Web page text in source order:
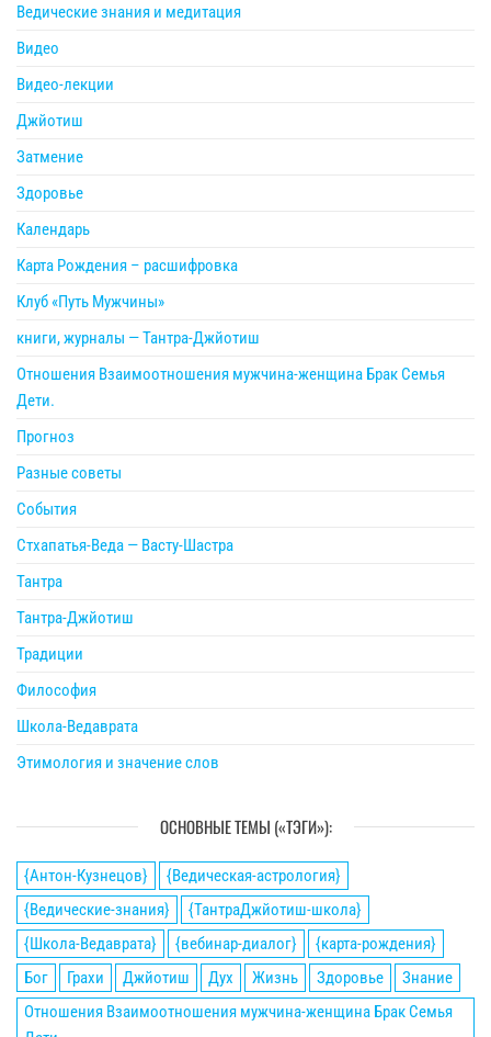
Ведические знания и медитация
Видео
Видео-лекции
Джйотиш
Затмение
Здоровье
Календарь
Карта Рождения – расшифровка
Клуб «Путь Мужчины»
книги, журналы — Тантра-Джйотиш
Отношения Взаимоотношения мужчина-женщина Брак Семья
Дети.
Прогноз
Разные советы
События
Стхапатья-Веда — Васту-Шастра
Тантра
Тантра-Джйотиш
Традиции
Философия
Школа-Ведаврата
Этимология и значение слов
ОСНОВНЫЕ ТЕМЫ («ТЭГИ»):
{Антон-Кузнецов}
{Ведическая-астрология}
{Ведические-знания}
{ТантраДжйотиш-школа}
{Школа-Ведаврата}
{вебинар-диалог}
{карта-рождения}
Бог
Грахи Джйотиш Дух Жизнь Здоровье
Знание
Отношения Взаимоотношения мужчина-женщина Брак Семья